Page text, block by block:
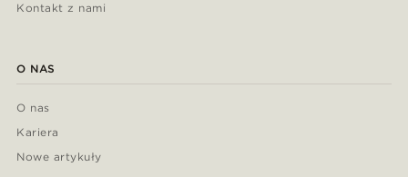
Kontakt z nami
O NAS
O nas
Kariera
Nowe artykuły